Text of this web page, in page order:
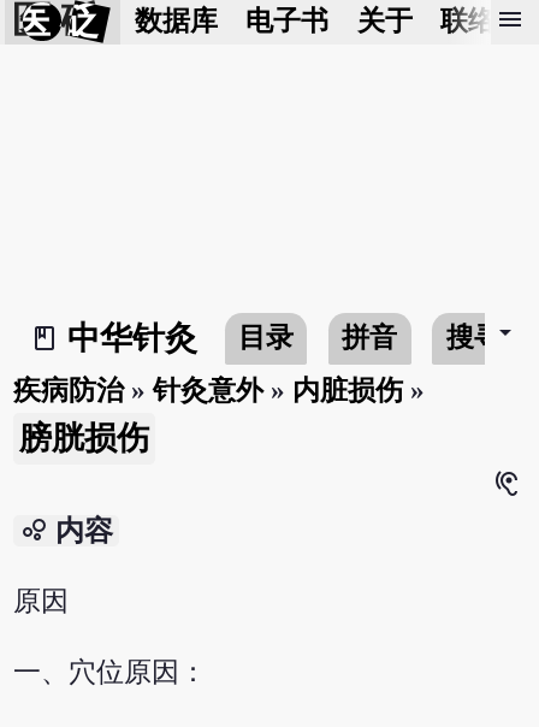
医 砭 数据库 电子书 关于 联络我
menu
book_2
中华针灸 目录 拼音 搜寻arrow_drop_down
疾病防治»针灸意外» 内脏损伤»
膀胱损伤
hearing
bubble_chart 内容
原因
一、穴位原因：